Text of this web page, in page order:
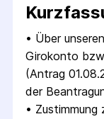
• Über
Girokonto
(Antrag
der
• Zustimmung